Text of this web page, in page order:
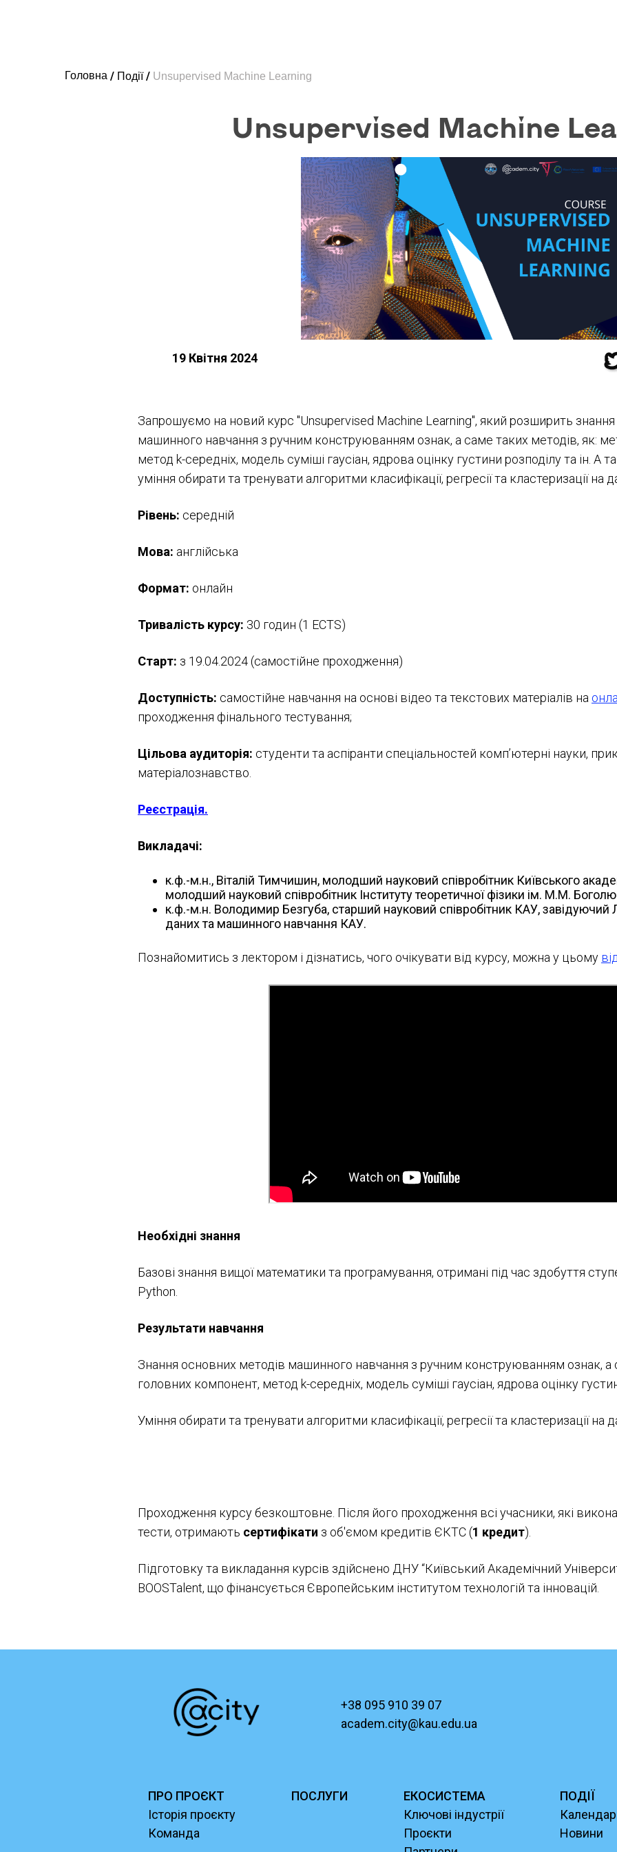
Головна Події Unsupervised Machine Learning
Unsupervised Machine
19 Квітня 2024
Запрошуємо на новий курс "Unsupervised Machine Learning", який розширить з
машинного навчання з ручним конструюванням ознак, а саме таких методів, як:
метод k-середніх, модель суміші гаусіан, ядрова оцінку густини розподілу та ін. А
уміння обирати та тренувати алгоритми класифікації, регресії та кластеризації на
Рівень: середній
Мова: англійська
Формат: онлайн
Тривалість курсу: 30 годин (1 ECTS)
Старт: з 19.04.2024 (самостійне проходження)
Доступність: самостійне навчання на основі відео та текстових матеріалів на
проходження фінального тестування;
Цільова аудиторія: студенти та аспіранти спеціальностей комп’ютерні науки,
матеріалознавство.
Реєстрація.
Викладачі:
к.ф.-м.н., Віталій Тимчишин, молодший науковий співробітник Київського
молодший науковий співробітник Інституту теоретичної фізики ім. М.М.
к.ф.-м.н. Володимир Безгуба, старший науковий співробітник КАУ, завідуючий
даних та машинного навчання КАУ.
Познайомитись з лектором і дізнатись, чого очікувати від курсу, можна у цьому
Необхідні знання
Базові знання вищої математики та програмування, отримані під час здобуття
Python.
Результати навчання
Знання основних методів машинного навчання з ручним конструюванням ознак, а
головних компонент, метод k-середніх, модель суміші гаусіан, ядрова оцінку
Уміння обирати та тренувати алгоритми класифікації, регресії та кластеризації на
Проходження курсу безкоштовне. Після його проходження всі учасники, які
тести, отримають сертифікати з об'ємом кредитів ЄКТС (1 кредит).
Підготовку та викладання курсів здійснено ДНУ “Київський Академічний
BOOSTalent, що фінансується Європейським інститутом технологій та інновацій.
+38 095 910 39 07
academ.city@kau.edu.ua
ПРО ПРОЄКТ
Історія проєкту
Команда
ПОСЛУГИ
ЕКОСИСТЕМА
Ключові індустрії
Проєкти
ПОДІЇ
Календар
Новини